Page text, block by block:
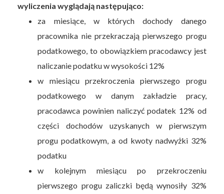
wyliczenia wyglądają następująco:
za miesiące, w których dochody danego
pracownika nie przekraczają pierwszego progu
podatkowego, to obowiązkiem pracodawcy jest
naliczanie podatku w wysokości 12%
w miesiącu przekroczenia pierwszego progu
podatkowego w danym zakładzie pracy,
pracodawca powinien naliczyć podatek 12% od
części dochodów uzyskanych w pierwszym
progu podatkowym, a od kwoty nadwyżki 32%
podatku
w kolejnym miesiącu po przekroczeniu
pierwszego progu zaliczki będą wynosiły 32%